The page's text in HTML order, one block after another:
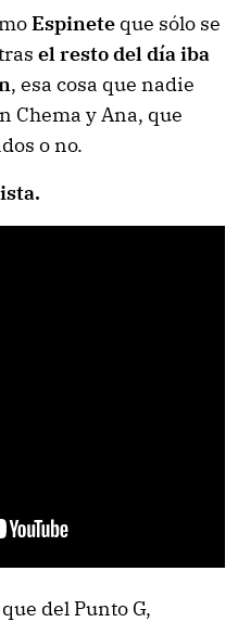
Espinete que sólo se
el resto del día iba
, esa cosa que nadie
Chema y Ana, que
o no.
que del Punto G,